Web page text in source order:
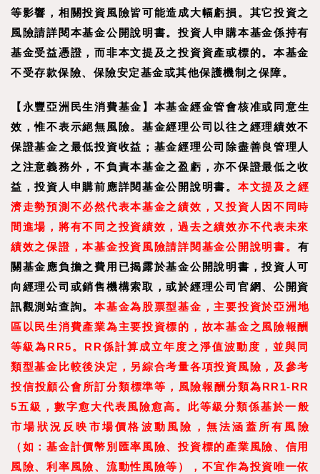
等影響，相關投資風險皆可能造成大幅虧損。其它投資之
風險請詳閱本基金公開說明書。投資人申購本基金係持有
基金受益憑證，而非本文提及之投資資產或標的。本基金
不受存款保險、保險安定基金或其他保護機制之保障。
【永豐亞洲民生消費基金 】 本基金經金管會核准或同意生
效，惟不表示絕無風險。基金經理公司以往之經理績效不
保證基金之最低投資收益；基金經理公司除盡善良管理人
之注意義務外，不負責本基金之盈虧，亦不保證最低之收
益，投資人申購前應詳閱基金公開說明書。 本文提及之經
濟走勢預測不必然代表本基金之績效，又投資人因不同時
間進場，將有不同之投資績效，過去之績效亦不代表未來
績效之保證，本基金投資風險請詳閱基金公開說明書。 有
關基金應負擔之費用已揭露於基金公開說明書，投資人可
向經理公司或銷售機構索取，或於經理公司官網、公開資
訊觀測站查詢。本基金為股票型基金，主要投資於亞洲地
區以民生消費產業為主要投資標的，故本基金之風險報酬
等級為RR5。RR係計算成立年度之淨值波動度，並與同
類型基金比較後決定，另綜合考量各項投資風險，及參考
投信投顧公會所訂分類標準等，風險報酬分類為RR1-RR
5五級，數字愈大代表風險愈高。此等級分類係基於一般
市場狀況反映市場價格波動風險，無法涵蓋所有風險
（如：基金計價幣別匯率風險、投資標的產業風險、信用
風險、利率風險、流動性風險等），不宜作為投資唯一依